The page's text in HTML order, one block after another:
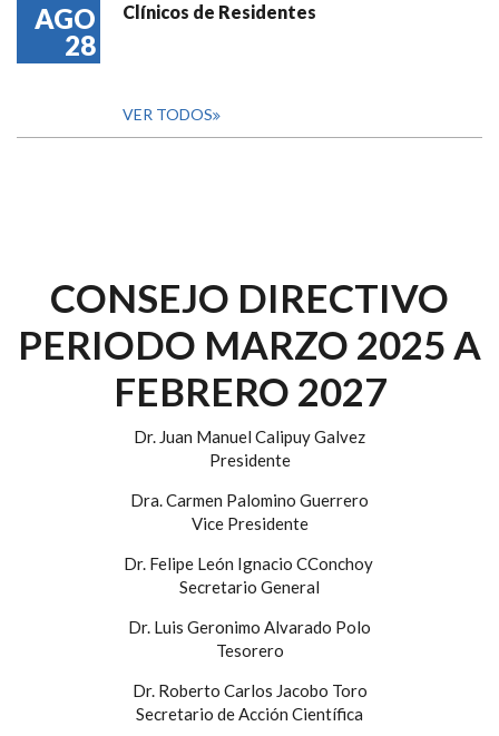
AGO
28
Clínicos de Residentes
VER TODOS
CONSEJO DIRECTIVO
PERIODO MARZO 2025 A
FEBRERO 2027
Dr. Juan Manuel Calipuy Galvez
Presidente
Dra. Carmen Palomino Guerrero
Vice Presidente
Dr. Felipe León Ignacio CConchoy
Secretario General
Dr. Luis Geronimo Alvarado Polo
Tesorero
Dr. Roberto Carlos Jacobo Toro
Secretario de Acción Científica